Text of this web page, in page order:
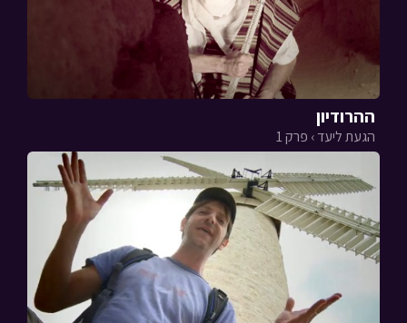
ההרודיון
הגעת ליעד › פרק 1